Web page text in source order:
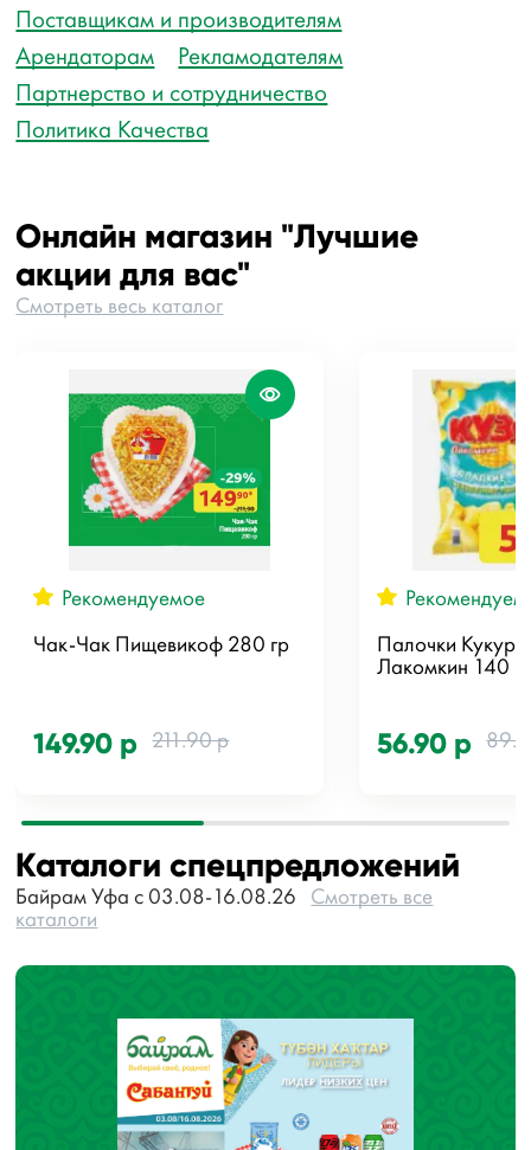
Поставщикам и производителям
Арендаторам
Рекламодателям
Партнерство и сотрудничество
Политика Качества
Онлайн магазин "Лучшие
акции для вас"
Смотреть весь каталог
Рекомендуемое
Чак-Чак Пищевикоф 280 гр
149.90 р 211.90 р
Палочки
Лакомкин 140
56.90 р
Каталоги спецпредложений
Байрам Уфа с 03.08-16.08.26 Смотреть все
каталоги